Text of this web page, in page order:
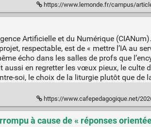
https://www.lemonde.fr/campus/article/2026/07/14/on-se-sent-un-peu-les-cobayes-de-ce-nouveau-
Artificielle et du Numérique
respectable, est de « mettre l’IA au
écho dans les salles de profs que
en regretter les vœux pieux, le culte
soi, le choix de la liturgie plutôt que de
https://www.cafepedagogique.net/2026/
à cause de « réponses